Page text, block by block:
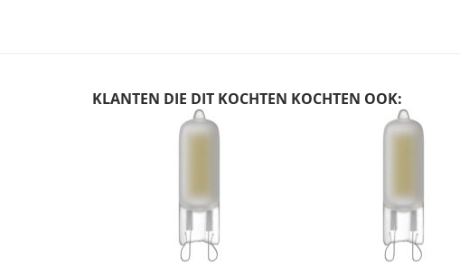
KLANTEN DIE DIT KOCHTEN KOCHTEN OOK: